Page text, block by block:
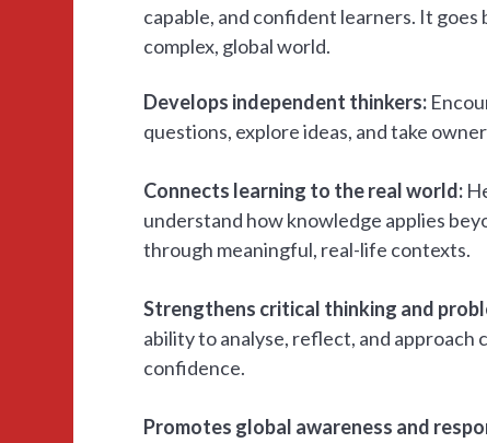
capable, and confident learners. It
complex, global world.
Develops independent thinkers:
questions, explore ideas, and take
Connects learning to the real world:
understand how knowledge applies
through meaningful, real-life contexts.
Strengthens critical thinking and
ability to analyse, reflect, and approach
confidence.
Promotes global awareness and